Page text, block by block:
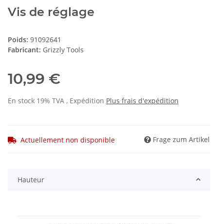
Vis de réglage
Poids: 91092641
Fabricant: Grizzly Tools
10,99 €
En stock 19% TVA , Expédition Plus frais d'expédition
Actuellement non disponible Frage zum Artikel
Hauteur